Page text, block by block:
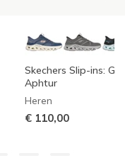
Skechers Slip-ins:
Aphtur
Heren
€ 110,00